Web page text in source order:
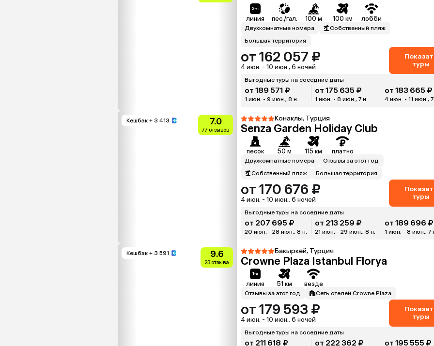
линия пес./гал. 100 м 100 км лобби
Двухкомнатные номера
Собственный пляж
Большая территория
от 162 057 ₽
4 июн. - 10 июн., 6 ночей
туры
Выгодные туры на соседние даты
от 189 571 ₽
1 июн. - 9 июн., 8 н.
от 175 635 ₽
1 июн. - 8 июн., 7 н.
от 183 665 ₽
4 июн. - 11 июн., 7
Кешбэк + 3 413 7.0
77 отзывов
Конаклы, Турция
Senza Garden Holiday Club
песок 50 м 115 км платно
Двухкомнатные номера
Отзывы за этот год
Собственный пляж
Большая территория
от 170 676 ₽
4 июн. - 10 июн., 6 ночей
туры
Выгодные туры на соседние даты
от 207 695 ₽
20 июн. - 28 июн., 8 н.
от 213 259 ₽
21 июн. - 29 июн., 8 н.
от 189 696 ₽
1 июн. - 8 июн., 7
Кешбэк + 3 591 9.6
23 отзыва
Бакыркёй, Турция
Crowne Plaza Istanbul Florya
линия 51 км везде
Отзывы за этот год Сеть отелей Crowne Plaza
от 179 593 ₽
4 июн. - 10 июн., 6 ночей
туры
Выгодные туры на соседние даты
от 211 618 ₽ от 222 362 ₽ от 195 555 ₽